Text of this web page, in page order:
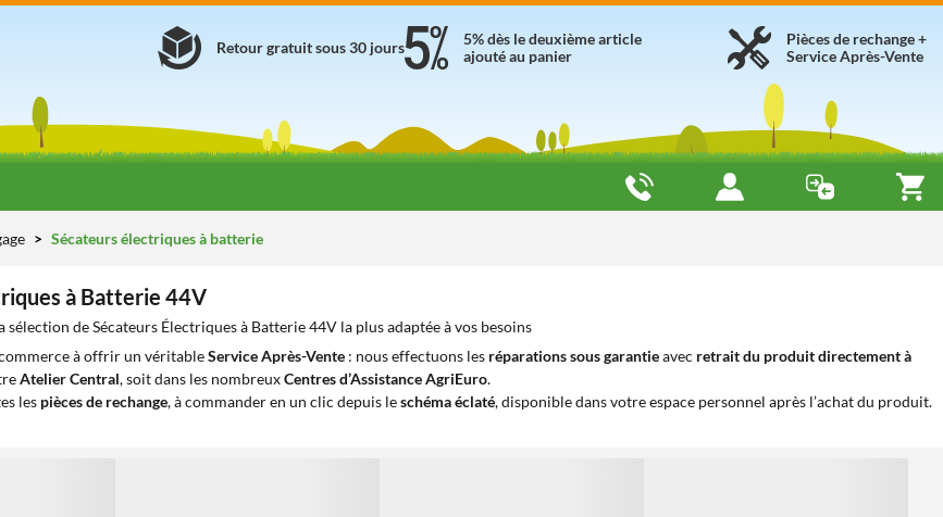
Pièces de rechange +
Service Après-Vente
5% dès le deuxième article
ajouté au panier
Retour gratuit sous 30 jours
Sécateurs électriques à batterie
à Batterie 44V
de Sécateurs Électriques à Batterie 44V la plus adaptée à vos besoins
à offrir un véritableService Après-Vente : nous effectuons les réparations sous garantieavec retrait du produit directement à
Atelier Central, soit dans les nombreuxCentres d’Assistance AgriEuro.
les pièces de rechange, à commander en un clic depuis leschéma éclaté, disponible dans votre espace personnel après l’achat du produit.